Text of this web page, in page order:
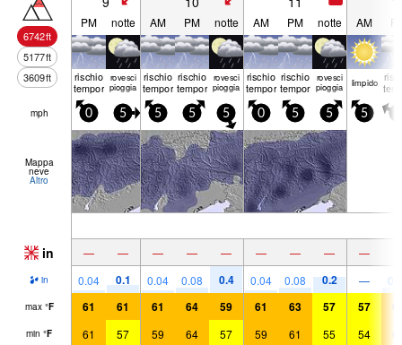
6742ft
5177ft
3609ft
PM notte AM PM notte AM PM notte AM
rischio
temporale
rovesci
pioggia
rischio
temporale
rischio
temporale
rovesci
pioggia
rischio
temporale
rischio
temporale
rovesci
pioggia limp­ido
mph 0 5 5 5 5 0 5 5 5
Mappa
neve
Altro
in — — — — — — — — —
in 0.04 0.1 0.04 0.08 0.4 0.04 0.08 0.2 —
max °F 61 61 61 64 59 61 63 57 57
min °F 61 57 59 64 57 59 61 55 54